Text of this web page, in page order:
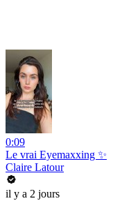
0:09
Le vrai Eyemaxxing ✨
Claire Latour
il y a 2 jours